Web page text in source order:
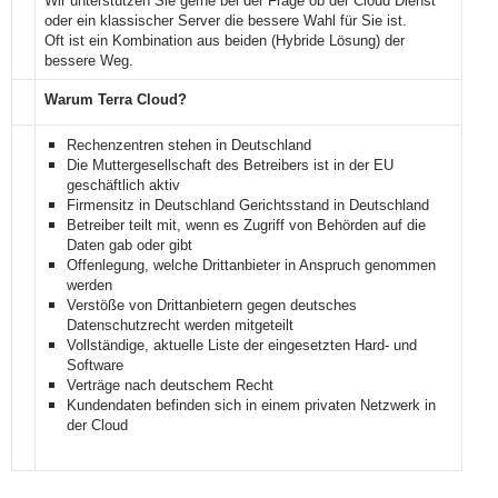
oder ein klassischer Server die bessere Wahl für Sie ist.
Oft ist ein Kombination aus beiden (Hybride Lösung) der
bessere Weg.
Warum Terra Cloud?
Rechenzentren stehen in Deutschland
Die Muttergesellschaft des Betreibers ist in der EU
geschäftlich aktiv
Firmensitz in Deutschland Gerichtsstand in Deutschland
Betreiber teilt mit, wenn es Zugriff von Behörden auf die
Daten gab oder gibt
Offenlegung, welche Drittanbieter in Anspruch genommen
werden
Verstöße von Drittanbietern gegen deutsches
Datenschutzrecht werden mitgeteilt
Vollständige, aktuelle Liste der eingesetzten Hard- und
Software
Verträge nach deutschem Recht
Kundendaten befinden sich in einem privaten Netzwerk in
der Cloud